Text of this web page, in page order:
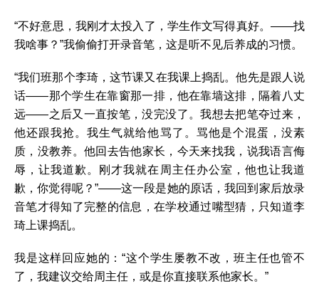
“不好意思，我刚才太投入了，学生作文写得真好。——找
我啥事？”我偷偷打开录音笔，这是听不见后养成的习惯。
“我们班那个李琦，这节课又在我课上捣乱。他先是跟人说
话——那个学生在靠窗那一排，他在靠墙这排，隔着八丈
远——之后又一直按笔，没完没了。我想去把笔夺过来，
他还跟我抢。我生气就给他骂了。骂他是个混蛋，没素
质，没教养。他回去告他家长，今天来找我，说我语言侮
辱，让我道歉。刚才我就在周主任办公室，他也让我道
歉，你觉得呢？”——这一段是她的原话，我回到家后放录
音笔才得知了完整的信息，在学校通过嘴型猜，只知道李
琦上课捣乱。
我是这样回应她的：“这个学生屡教不改，班主任也管不
了，我建议交给周主任，或是你直接联系他家长。”